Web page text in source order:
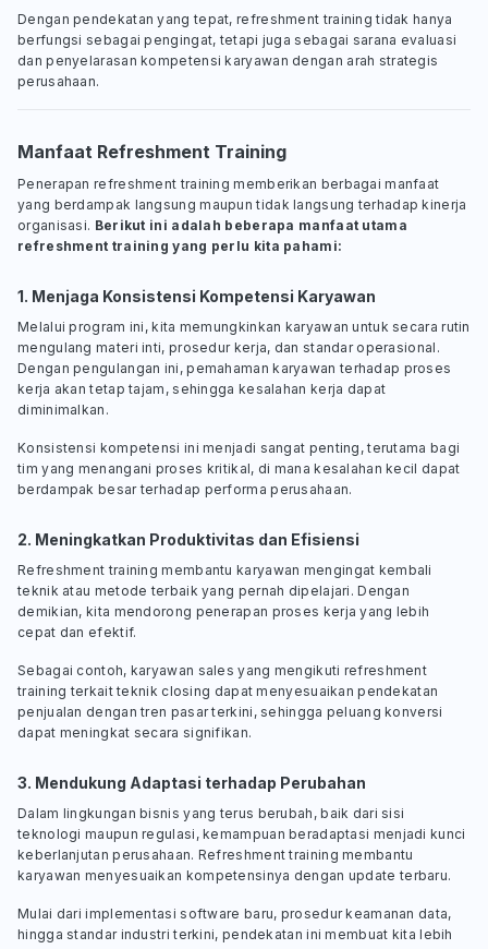
Dengan pendekatan yang tepat, refreshment training tidak hanya
berfungsi sebagai pengingat, tetapi juga sebagai sarana evaluasi
dan penyelarasan kompetensi karyawan dengan arah strategis
perusahaan.
Manfaat Refreshment Training
Penerapan refreshment training memberikan berbagai manfaat
yang berdampak langsung maupun tidak langsung terhadap kinerja
organisasi. Berikut ini adalah beberapa manfaat utama
refreshment training yang perlu kita pahami:
1. Menjaga Konsistensi Kompetensi Karyawan
Melalui program ini, kita memungkinkan karyawan untuk secara rutin
mengulang materi inti, prosedur kerja, dan standar operasional.
Dengan pengulangan ini, pemahaman karyawan terhadap proses
kerja akan tetap tajam, sehingga kesalahan kerja dapat
diminimalkan.
Konsistensi kompetensi ini menjadi sangat penting, terutama bagi
tim yang menangani proses kritikal, di mana kesalahan kecil dapat
berdampak besar terhadap performa perusahaan.
2. Meningkatkan Produktivitas dan Efisiensi
Refreshment training membantu karyawan mengingat kembali
teknik atau metode terbaik yang pernah dipelajari. Dengan
demikian, kita mendorong penerapan proses kerja yang lebih
cepat dan efektif.
Sebagai contoh, karyawan sales yang mengikuti refreshment
training terkait teknik closing dapat menyesuaikan pendekatan
penjualan dengan tren pasar terkini, sehingga peluang konversi
dapat meningkat secara signifikan.
3. Mendukung Adaptasi terhadap Perubahan
Dalam lingkungan bisnis yang terus berubah, baik dari sisi
teknologi maupun regulasi, kemampuan beradaptasi menjadi kunci
keberlanjutan perusahaan. Refreshment training membantu
karyawan menyesuaikan kompetensinya dengan update terbaru.
Mulai dari implementasi software baru, prosedur keamanan data,
hingga standar industri terkini, pendekatan ini membuat kita lebih